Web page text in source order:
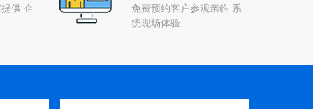
供 企
免费预约客户参观亲临 系
统现场体验